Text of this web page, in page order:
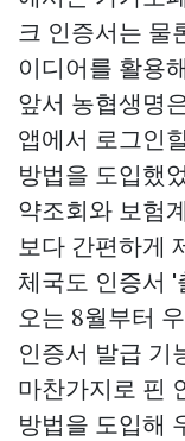
크 인증서는 물
이디어를 활용
앞서 농협생명
앱에서 로그인
방법을 도입했
약조회와 보험
보다 간편하게
체국도 인증서 '
오는 8월부터
인증서 발급 기
마찬가지로 핀
방법을 도입해